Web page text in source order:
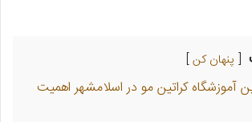
پنهان کن
آموزشگاه کراتین مو در اسلامشهر اهمیت